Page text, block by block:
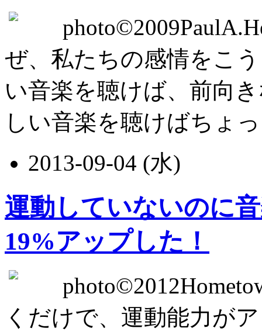
ぜ、私たちの感情をこ
い音楽を聴けば、前向
しい音楽を聴けばちょ
2013-09-04 (水)
運動していないのに
19%アップした！
くだけで、運動能力が